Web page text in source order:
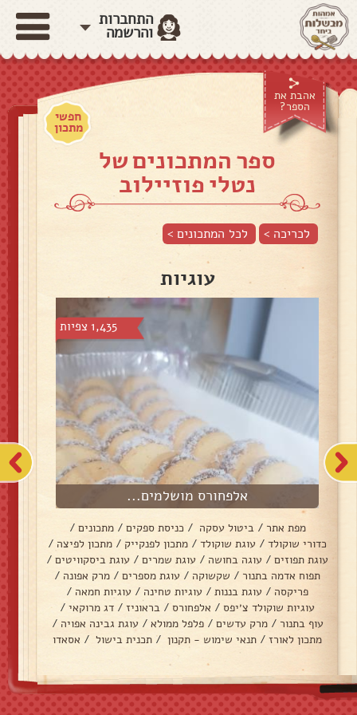
התחברות
והרשמה
אהבת את
הספר?
חפשי
מתכון
ספר המתכונים של
נטלי פוזיילוב
לכריכה > לכל המתכונים >
עוגיות
1,435 צפיות
אלפחורס מושלמים...
מפת אתר / ביטול עסקה / כניסת ספקים / מתכונים /
כדורי שוקולד / עוגת שוקולד / מתכון לפנקייק / מתכון לפיצה /
עוגת תפוזים / עוגה בחושה / עוגת שמרים / עוגת ביסקוויטים /
תפוח אדמה בתנור / שקשוקה / עוגת מספרים / מרק אפונה /
פריקסה / עוגת בננות / עוגיות טחינה / עוגיות חמאה /
עוגיות שוקולד צ׳יפס / אלפחורס / בראוניז / דג מרוקאי /
עוף בתנור / מרק עדשים / פלפל ממולא / עוגת גבינה אפויה /
מתכון לאורז / תנאי שימוש - תקנון / תכנית בישול / אסאדו